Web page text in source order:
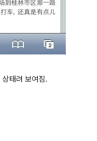
태려 보여짐.